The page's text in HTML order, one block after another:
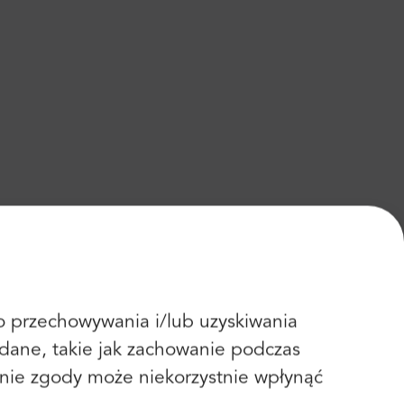
i/lub uzyskiwania
takie jak zachowanie podczas
zgody może niekorzystnie wpłynąć